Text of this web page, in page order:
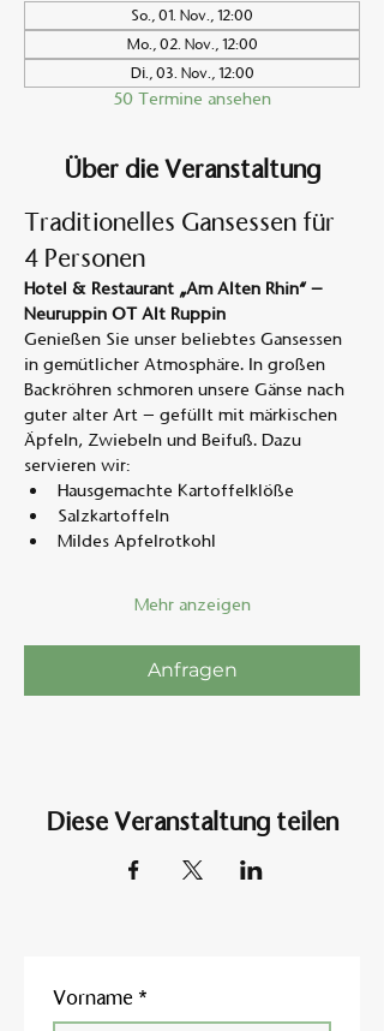
So., 01. Nov., 12:00
Mo., 02. Nov., 12:00
Di., 03. Nov., 12:00
50 Termine ansehen
Über die Veranstaltung
Traditionelles Gansessen für
4 Personen
Hotel & Restaurant „Am Alten Rhin“ –
Neuruppin OT Alt Ruppin
Genießen Sie unser beliebtes Gansessen
in gemütlicher Atmosphäre. In großen
Backröhren schmoren unsere Gänse nach
guter alter Art – gefüllt mit märkischen
Äpfeln, Zwiebeln und Beifuß. Dazu
servieren wir:
Hausgemachte Kartoffelklöße
Salzkartoffeln
Mildes Apfelrotkohl
Mehr anzeigen
Anfragen
Diese Veranstaltung teilen
Vorname *